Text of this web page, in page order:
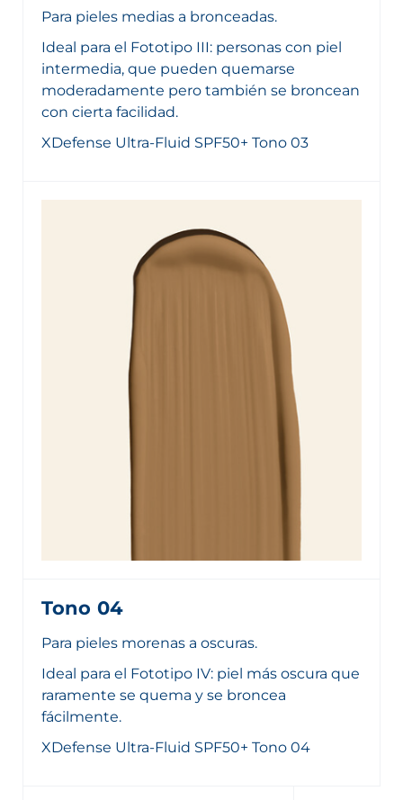
Para pieles medias a bronceadas.
Ideal para el Fototipo III: personas con piel
intermedia, que pueden quemarse
moderadamente pero también se broncean
con cierta facilidad.
XDefense Ultra-Fluid SPF50+ Tono 03
Tono 04
Para pieles morenas a oscuras.
Ideal para el Fototipo IV: piel más oscura que
raramente se quema y se broncea
fácilmente.
XDefense Ultra-Fluid SPF50+ Tono 04